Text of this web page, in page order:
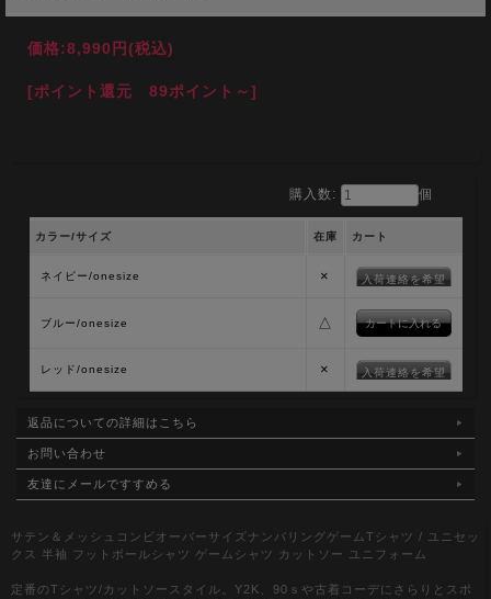
価格:8,990円(税込)
[ポイント還元 89ポイント～]
購入数: 個
カラー/サイズ 在庫 カート
ネイビー/onesize × 入荷連絡を希望
ブルー/onesize △
レッド/onesize × 入荷連絡を希望
返品についての詳細はこちら
お問い合わせ
友達にメールですすめる
サテン＆メッシュコンビオーバーサイズナンバリングゲームTシャツ / ユニセッ
クス 半袖 フットボールシャツ ゲームシャツ カットソー ユニフォーム
定番のTシャツ/カットソースタイル。Y2K、90ｓや古着コーデにさらりとスポ